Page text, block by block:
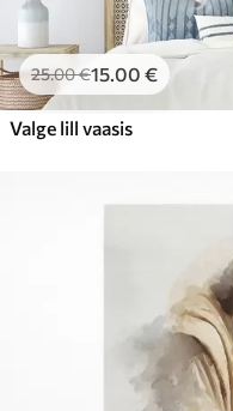
25.00€15.00 €
Valge lill vaasis